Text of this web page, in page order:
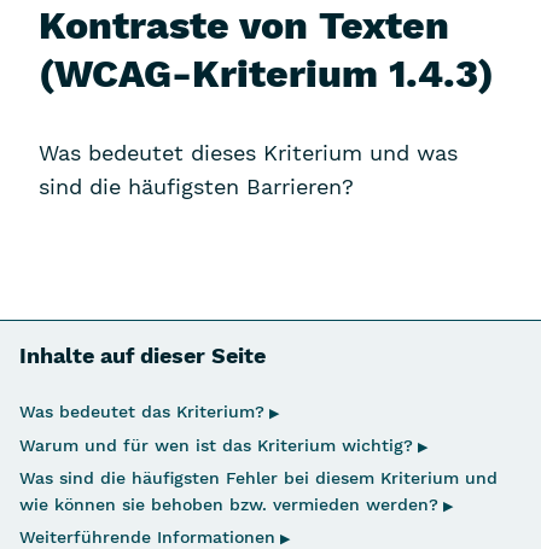
Kontraste von Texten
(WCAG-Kriterium 1.4.3)
Was bedeutet dieses Kriterium und was
sind die häufigsten Barrieren?
Inhalte auf dieser Seite
Navigation überspringen
Was bedeutet das Kriterium? ▶
Warum und für wen ist das Kriterium wichtig? ▶
Was sind die häufigsten Fehler bei diesem Kriterium und
wie können sie behoben bzw. vermieden werden? ▶
Weiterführende Informationen ▶